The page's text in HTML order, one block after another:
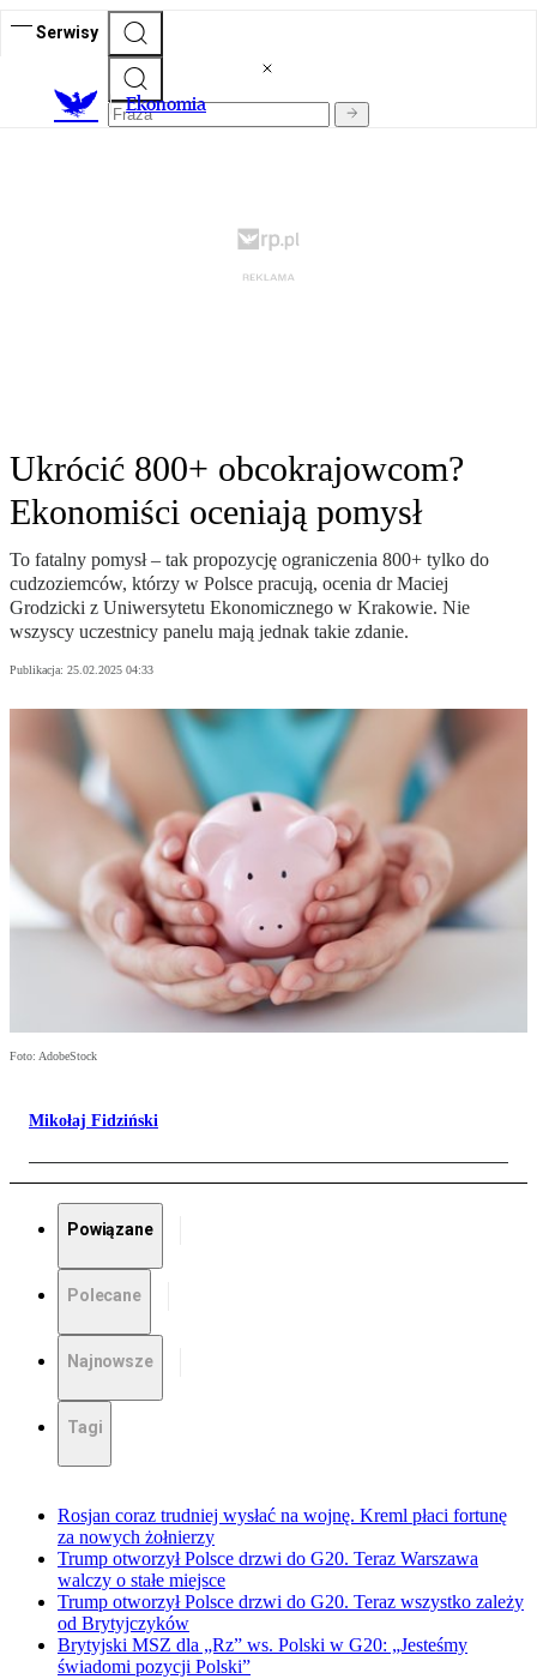
Serwisy
Ekonomia
Ukrócić 800+ obcokrajowcom?
Ekonomiści oceniają pomysł
To fatalny pomysł – tak propozycję ograniczenia 800+ tylko do
cudzoziemców, którzy w Polsce pracują, ocenia dr Maciej
Grodzicki z Uniwersytetu Ekonomicznego w Krakowie. Nie
wszyscy uczestnicy panelu mają jednak takie zdanie.
Publikacja: 25.02.2025 04:33
Foto: AdobeStock
Mikołaj Fidziński
Powiązane
Polecane
Najnowsze
Tagi
Rosjan coraz trudniej wysłać na wojnę. Kreml płaci fortunę
za nowych żołnierzy
Trump otworzył Polsce drzwi do G20. Teraz Warszawa
walczy o stałe miejsce
Trump otworzył Polsce drzwi do G20. Teraz wszystko zależy
od Brytyjczyków
Brytyjski MSZ dla „Rz” ws. Polski w G20: „Jesteśmy
świadomi pozycji Polski”